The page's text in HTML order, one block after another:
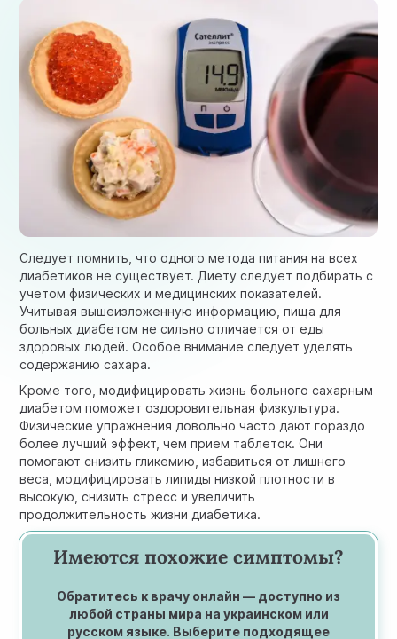
Следует помнить, что одного метода питания на всех
диабетиков не существует. Диету следует подбирать с
учетом физических и медицинских показателей.
Учитывая вышеизложенную информацию, пища для
больных диабетом не сильно отличается от еды
здоровых людей. Особое внимание следует уделять
содержанию сахара.
Кроме того, модифицировать жизнь больного сахарным
диабетом поможет оздоровительная физкультура.
Физические упражнения довольно часто дают гораздо
более лучший эффект, чем прием таблеток. Они
помогают снизить гликемию, избавиться от лишнего
веса, модифицировать липиды низкой плотности в
высокую, снизить стресс и увеличить
продолжительность жизни диабетика.
Имеются похожие симптомы?
Обратитесь к врачу онлайн — доступно из
любой страны мира на украинском или
русском языке. Выберите подходящее